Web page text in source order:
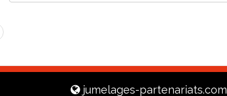
jumelages-partenariats.com